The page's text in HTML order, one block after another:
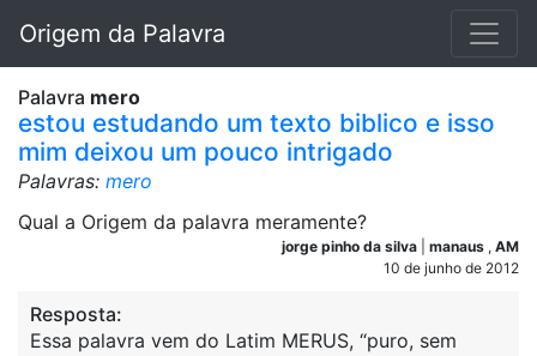
Origem da Palavra
Palavra mero
estou estudando um texto biblico e isso
mim deixou um pouco intrigado
Palavras: mero
Qual a Origem da palavra meramente?
jorge pinho da silva manaus , AM
10 de junho de 2012
Resposta:
Essa palavra vem do Latim MERUS, “puro, sem